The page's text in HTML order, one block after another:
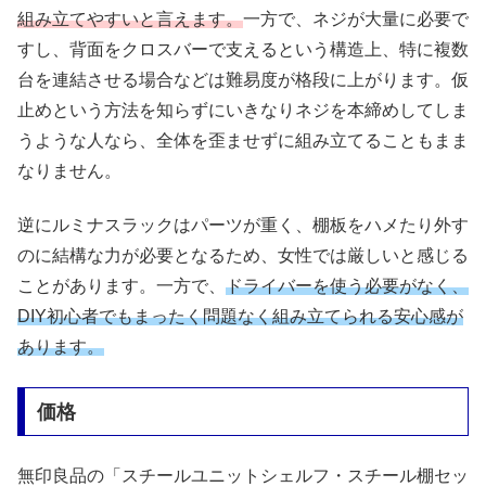
組み立てやすいと言えます。一方で、ネジが大量に必要で
すし、背面をクロスバーで支えるという構造上、特に複数
台を連結させる場合などは難易度が格段に上がります。仮
止めという方法を知らずにいきなりネジを本締めしてしま
うような人なら、全体を歪ませずに組み立てることもまま
なりません。
逆にルミナスラックはパーツが重く、棚板をハメたり外す
のに結構な力が必要となるため、女性では厳しいと感じる
ことがあります。一方で、 ドライバーを使う必要がなく、
DIY初心者でもまったく問題なく組み立てられる安心感が
あります。
価格
無印良品の「スチールユニットシェルフ・スチール棚セッ